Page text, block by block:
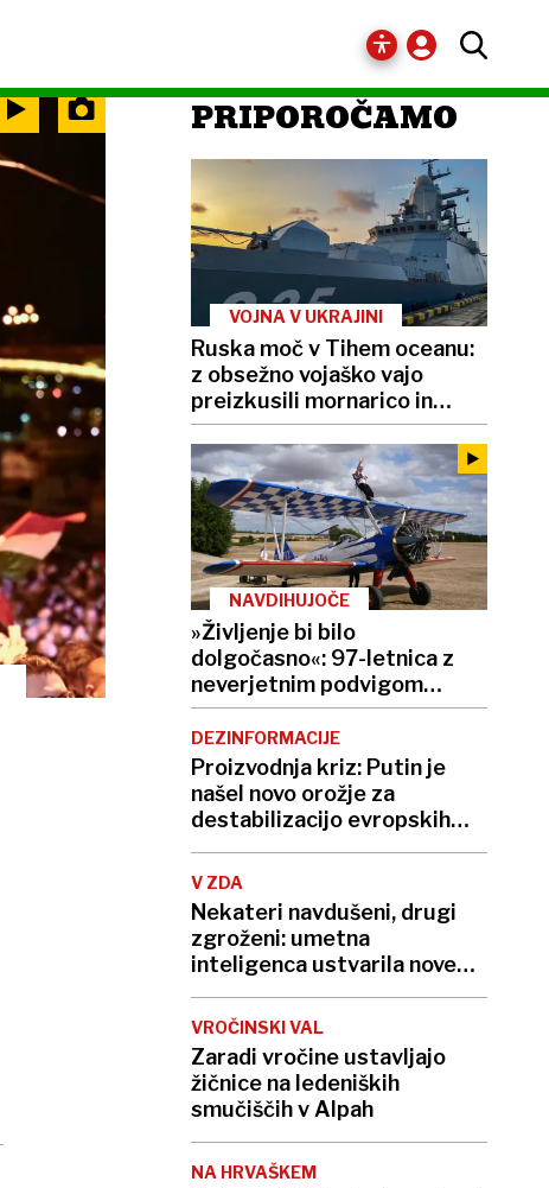
PRIPOROČAMO
VOJNA V UKRAJINI
Ruska moč v Tihem oceanu:
z obsežno vojaško vajo
preizkusili mornarico in
balistične rakete
NAVDIHUJOČE
»Življenje bi bilo
dolgočasno«: 97-letnica z
neverjetnim podvigom
podrla lastni rekord
DEZINFORMACIJE
Proizvodnja kriz: Putin je
našel novo orožje za
destabilizacijo evropskih
demokracij
V ZDA
Nekateri navdušeni, drugi
zgroženi: umetna
inteligenca ustvarila nove
viruse
VROČINSKI VAL
Zaradi vročine ustavljajo
žičnice na ledeniških
smučiščih v Alpah
NA HRVAŠKEM